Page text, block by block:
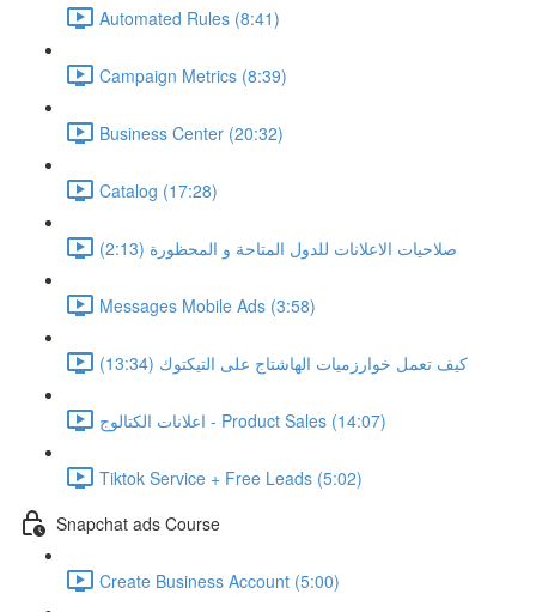
Automated Rules (8:41)
Campaign Metrics (8:39)
Business Center (20:32)
Catalog (17:28)
صلاحيات الاعلانات للدول المتاحة و المحظورة (2:13)
Messages Mobile Ads (3:58)
كيف تعمل خوارزميات الهاشتاج على التيكتوك (13:34)
اعلانات الكتالوج - Product Sales (14:07)
Tiktok Service + Free Leads (5:02)
Snapchat ads Course
Create Business Account (5:00)